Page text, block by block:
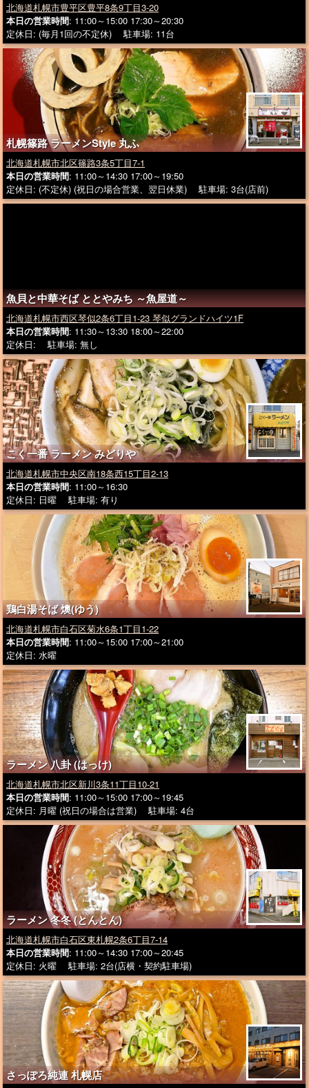
北海道札幌市豊平区豊平8条9丁目3-20
本日の営業時間: 11:00～15:00 17:30～20:30
定休日: (毎月1回の不定休) 駐車場: 11台
札幌篠路 ラーメンStyle 丸ふ
北海道札幌市北区篠路3条5丁目7-1
本日の営業時間: 11:00～14:30 17:00～19:50
定休日: (不定休) (祝日の場合営業、翌日休業) 駐車場: 3台(店前)
魚貝と中華そば ととやみち ～魚屋道～
北海道札幌市西区琴似2条6丁目1-23 琴似グランドハイツ1F
本日の営業時間: 11:30～13:30 18:00～22:00
定休日: 駐車場: 無し
こく一番 ラーメン みどりや
北海道札幌市中央区南18条西15丁目2-13
本日の営業時間: 11:00～16:30
定休日: 日曜 駐車場: 有り
鶏白湯そば 燠(ゆう)
北海道札幌市白石区菊水6条1丁目1-22
本日の営業時間: 11:00～15:00 17:00～21:00
定休日: 水曜
ラーメン 八卦 (はっけ)
北海道札幌市北区新川3条11丁目10-21
本日の営業時間: 11:00～15:00 17:00～19:45
定休日: 月曜 (祝日の場合は営業) 駐車場: 4台
ラーメン 冬冬 (とんとん)
北海道札幌市白石区東札幌2条6丁目7-14
本日の営業時間: 11:00～14:30 17:00～20:45
定休日: 火曜 駐車場: 2台(店横・契約駐車場)
さっぽろ純連 札幌店